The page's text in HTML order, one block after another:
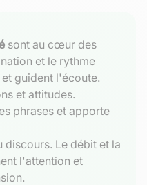
sont au cœur des
et le rythme
guident l'écoute.
et attitudes.
phrases et apporte
discours. Le débit et la
l'attention et